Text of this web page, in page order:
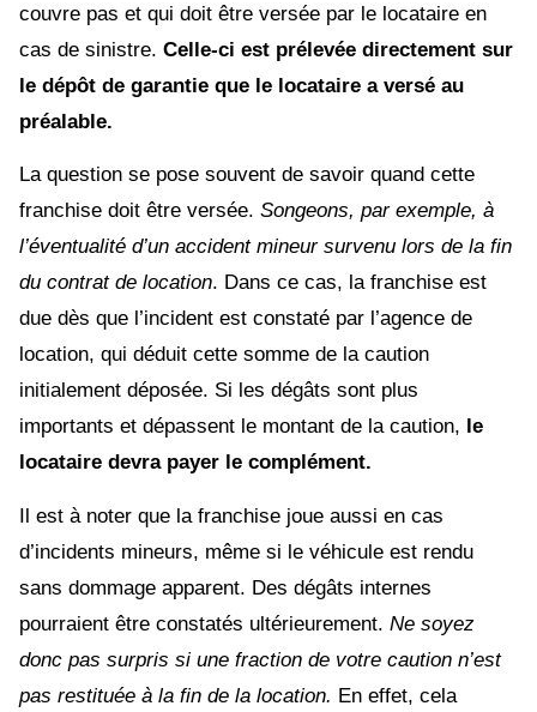
couvre pas et qui doit être versée par le locataire en
cas de sinistre. Celle-ci est prélevée directement sur
le dépôt de garantie que le locataire a versé au
préalable.
La question se pose souvent de savoir quand cette
franchise doit être versée. Songeons, par exemple, à
l’éventualité d’un accident mineur survenu lors de la fin
du contrat de location. Dans ce cas, la franchise est
due dès que l’incident est constaté par l’agence de
location, qui déduit cette somme de la caution
initialement déposée. Si les dégâts sont plus
importants et dépassent le montant de la caution, le
locataire devra payer le complément.
Il est à noter que la franchise joue aussi en cas
d’incidents mineurs, même si le véhicule est rendu
sans dommage apparent. Des dégâts internes
pourraient être constatés ultérieurement. Ne soyez
donc pas surpris si une fraction de votre caution n’est
pas restituée à la fin de la location. En effet, cela